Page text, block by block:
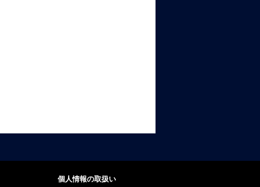
個人情報の取扱い